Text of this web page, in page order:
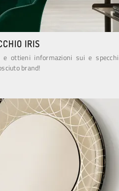
IRIS
e ottieni informazioni sui e specchi
brand!